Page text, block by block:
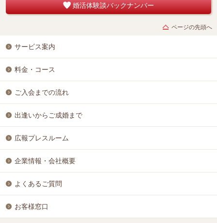
婚活体験談バックナンバー
ページの先頭へ
サービス案内
料金・コース
ご入会までの流れ
出逢いからご成婚まで
広報プレスルーム
企業情報・会社概要
よくあるご質問
お客様窓口